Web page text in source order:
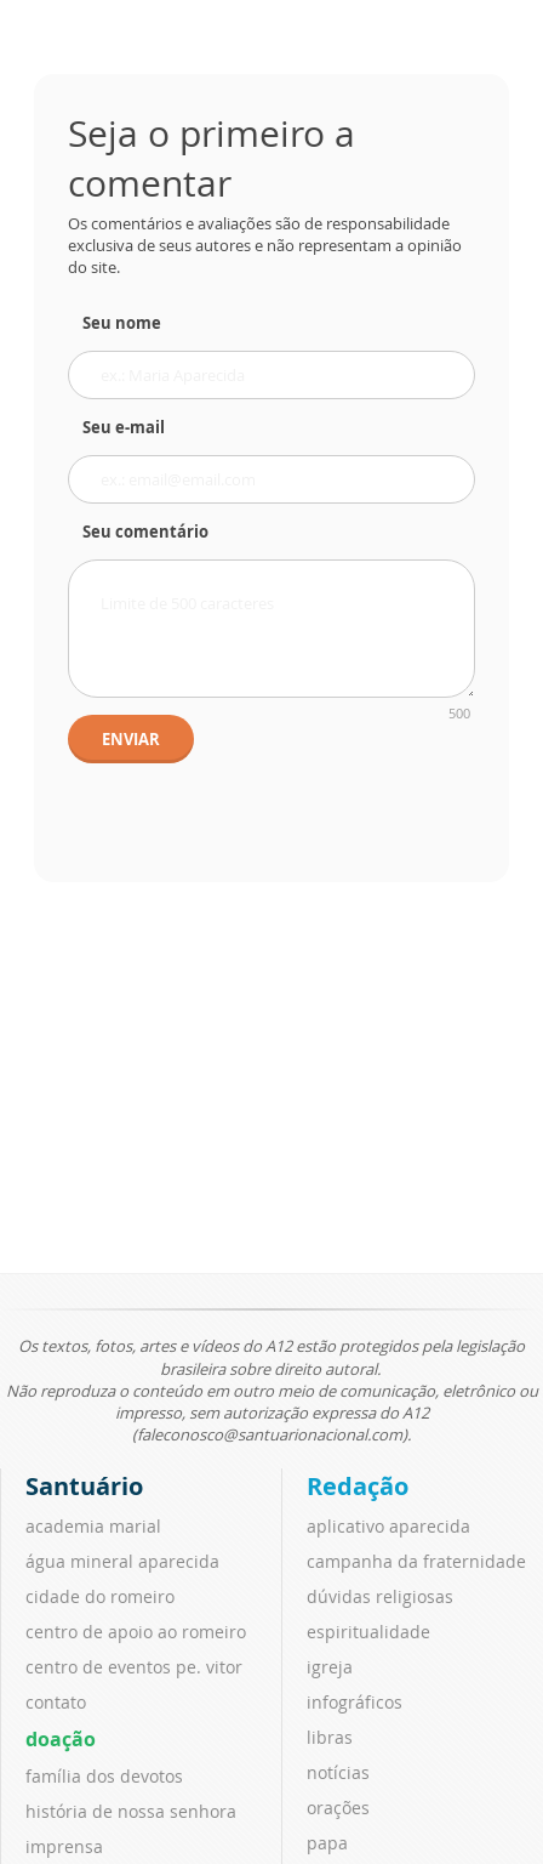
Seja o primeiro a
comentar
Os comentários e avaliações são de responsabilidade
exclusiva de seus autores e não representam a opinião
do site.
Seu nome
Seu e-mail
Seu comentário
500
ENVIAR
Os textos, fotos, artes e vídeos do A12 estão protegidos pela legislação
brasileira sobre direito autoral.
Não reproduza o conteúdo em outro meio de comunicação, eletrônico ou
impresso, sem autorização expressa do A12
(faleconosco@santuarionacional.com).
Santuário
academia marial
água mineral aparecida
cidade do romeiro
centro de apoio ao romeiro
centro de eventos pe. vitor
contato
doação
família dos devotos
história de nossa senhora
imprensa
Redação
aplicativo aparecida
campanha da fraternidade
dúvidas religiosas
espiritualidade
igreja
infográficos
libras
notícias
orações
papa